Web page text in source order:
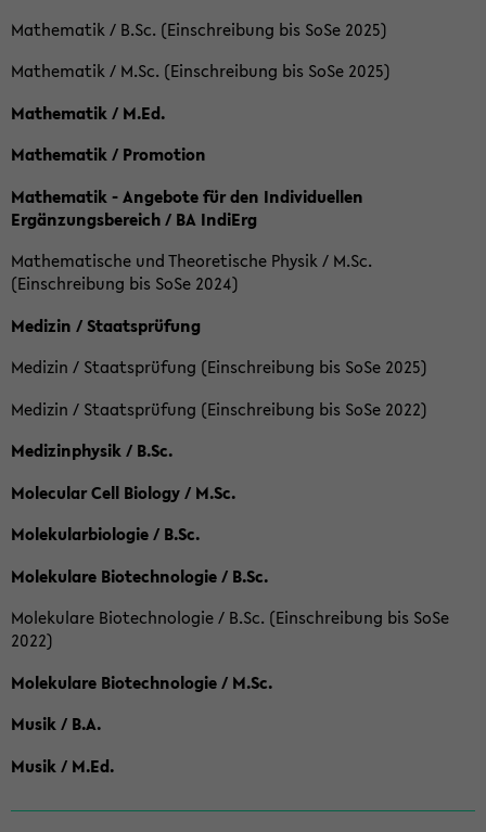
Mathematik / B.Sc. (Einschreibung bis SoSe 2025)
Mathematik / M.Sc. (Einschreibung bis SoSe 2025)
Mathematik / M.Ed.
Mathematik / Promotion
Mathematik - Angebote für den Individuellen
Ergänzungsbereich / BA IndiErg
Mathematische und Theoretische Physik / M.Sc.
(Einschreibung bis SoSe 2024)
Medizin / Staatsprüfung
Medizin / Staatsprüfung (Einschreibung bis SoSe 2025)
Medizin / Staatsprüfung (Einschreibung bis SoSe 2022)
Medizinphysik / B.Sc.
Molecular Cell Biology / M.Sc.
Molekularbiologie / B.Sc.
Molekulare Biotechnologie / B.Sc.
Molekulare Biotechnologie / B.Sc. (Einschreibung bis SoSe
2022)
Molekulare Biotechnologie / M.Sc.
Musik / B.A.
Musik / M.Ed.